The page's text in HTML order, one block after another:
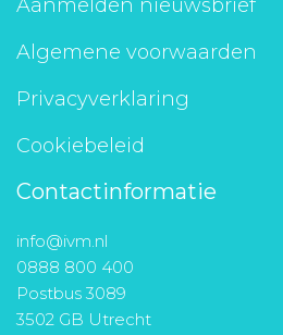
Aanmelden nieuwsbrief
Algemene voorwaarden
Privacyverklaring
Cookiebeleid
Contactinformatie
info@ivm.nl
0888 800 400
Postbus 3089
3502 GB Utrecht